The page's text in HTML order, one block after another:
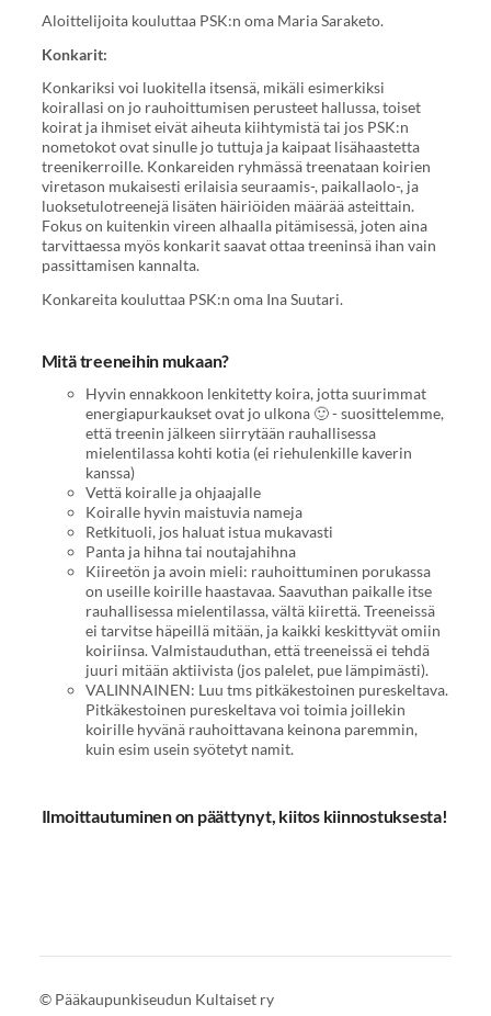
Aloittelijoita kouluttaa PSK:n oma Maria Saraketo.
Konkarit:
Konkariksi voi luokitella itsensä, mikäli esimerkiksi
koirallasi on jo rauhoittumisen perusteet hallussa, toiset
koirat ja ihmiset eivät aiheuta kiihtymistä tai jos PSK:n
nometokot ovat sinulle jo tuttuja ja kaipaat lisähaastetta
treenikerroille. Konkareiden ryhmässä treenataan koirien
viretason mukaisesti erilaisia seuraamis-, paikallaolo-, ja
luoksetulotreenejä lisäten häiriöiden määrää asteittain.
Fokus on kuitenkin vireen alhaalla pitämisessä, joten aina
tarvittaessa myös konkarit saavat ottaa treeninsä ihan vain
passittamisen kannalta.
Konkareita kouluttaa PSK:n oma Ina Suutari.
Mitä treeneihin mukaan?
Hyvin ennakkoon lenkitetty koira, jotta suurimmat
energiapurkaukset ovat jo ulkona 🙂 - suosittelemme,
että treenin jälkeen siirrytään rauhallisessa
mielentilassa kohti kotia (ei riehulenkille kaverin
kanssa)
Vettä koiralle ja ohjaajalle
Koiralle hyvin maistuvia nameja
Retkituoli, jos haluat istua mukavasti
Panta ja hihna tai noutajahihna
Kiireetön ja avoin mieli: rauhoittuminen porukassa
on useille koirille haastavaa. Saavuthan paikalle itse
rauhallisessa mielentilassa, vältä kiirettä. Treeneissä
ei tarvitse häpeillä mitään, ja kaikki keskittyvät omiin
koiriinsa. Valmistauduthan, että treeneissä ei tehdä
juuri mitään aktiivista (jos palelet, pue lämpimästi).
VALINNAINEN: Luu tms pitkäkestoinen pureskeltava.
Pitkäkestoinen pureskeltava voi toimia joillekin
koirille hyvänä rauhoittavana keinona paremmin,
kuin esim usein syötetyt namit.
Ilmoittautuminen on päättynyt, kiitos kiinnostuksesta!
© Pääkaupunkiseudun Kultaiset ry